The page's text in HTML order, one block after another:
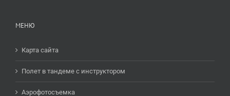
МЕНЮ
Карта сайта
Полет в тандеме c инструктором
Аэрофотосъемка